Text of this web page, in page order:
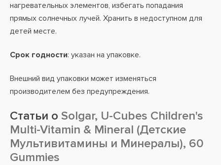
нагревательных элементов, избегать попадания
прямых солнечных лучей. Хранить в недоступном для
детей месте.
Срок годности: указан на упаковке.
Внешний вид упаковки может изменяться
производителем без предупреждения.
Статьи о Solgar, U-Cubes Children's
Multi-Vitamin & Mineral (Детские
Мультивитамины и Минералы), 60
Gummies